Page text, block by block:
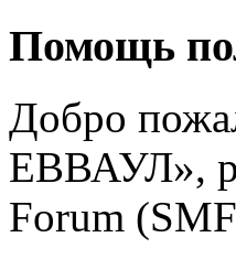
Помощь
Добро
ЕВВАУЛ»,
Forum